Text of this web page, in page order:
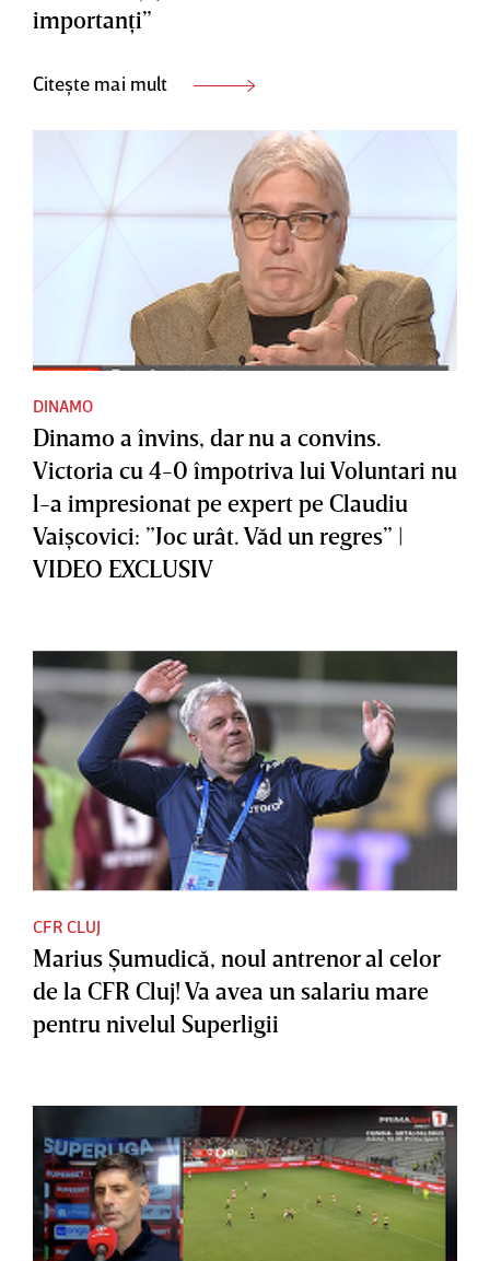
importanţi”
Citește mai mult
DINAMO
Dinamo a învins, dar nu a convins.
Victoria cu 4-0 împotriva lui Voluntari nu
l-a impresionat pe expert pe Claudiu
Vaişcovici: ”Joc urât. Văd un regres” |
VIDEO EXCLUSIV
CFR CLUJ
Marius Şumudică, noul antrenor al celor
de la CFR Cluj! Va avea un salariu mare
pentru nivelul Superligii